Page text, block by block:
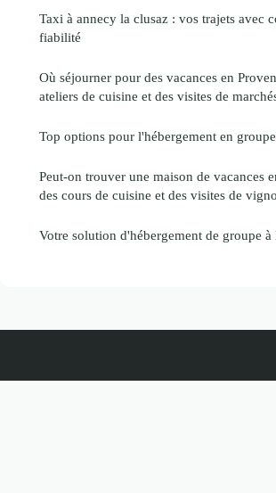
Taxi à annecy la clusaz : vos trajets avec
fiabilité
Où séjourner pour des vacances en
ateliers de cuisine et des visites de
Top options pour l'hébergement en
Peut-on trouver une maison de vacances
des cours de cuisine et des visites de
Votre solution d'hébergement de groupe à